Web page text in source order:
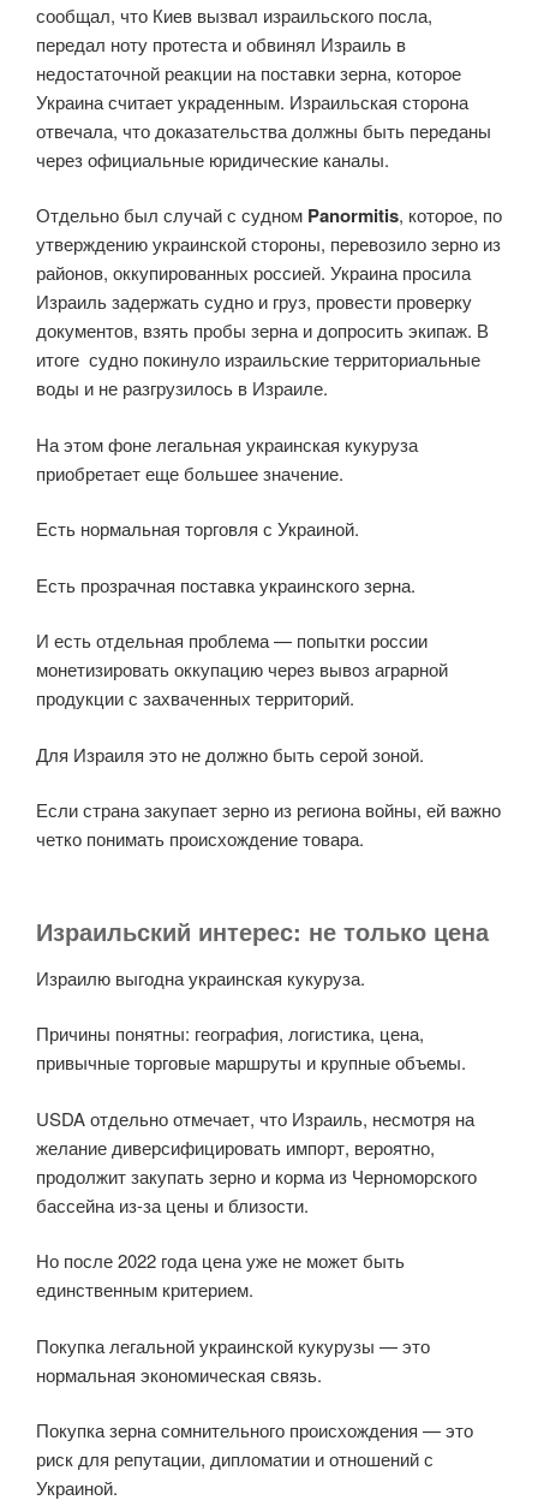
сообщал, что Киев вызвал израильского посла,
передал ноту протеста и обвинял Израиль в
недостаточной реакции на поставки зерна, которое
Украина считает украденным. Израильская сторона
отвечала, что доказательства должны быть переданы
через официальные юридические каналы.
Отдельно был случай с судном Panormitis, которое, по
утверждению украинской стороны, перевозило зерно из
районов, оккупированных россией. Украина просила
Израиль задержать судно и груз, провести проверку
документов, взять пробы зерна и допросить экипаж. В
итоге судно покинуло израильские территориальные
воды и не разгрузилось в Израиле.
На этом фоне легальная украинская кукуруза
приобретает еще большее значение.
Есть нормальная торговля с Украиной.
Есть прозрачная поставка украинского зерна.
И есть отдельная проблема — попытки россии
монетизировать оккупацию через вывоз аграрной
продукции с захваченных территорий.
Для Израиля это не должно быть серой зоной.
Если страна закупает зерно из региона войны, ей важно
четко понимать происхождение товара.
Израильский интерес: не только цена
Израилю выгодна украинская кукуруза.
Причины понятны: география, логистика, цена,
привычные торговые маршруты и крупные объемы.
USDA отдельно отмечает, что Израиль, несмотря на
желание диверсифицировать импорт, вероятно,
продолжит закупать зерно и корма из Черноморского
бассейна из-за цены и близости.
Но после 2022 года цена уже не может быть
единственным критерием.
Покупка легальной украинской кукурузы — это
нормальная экономическая связь.
Покупка зерна сомнительного происхождения — это
риск для репутации, дипломатии и отношений с
Украиной.